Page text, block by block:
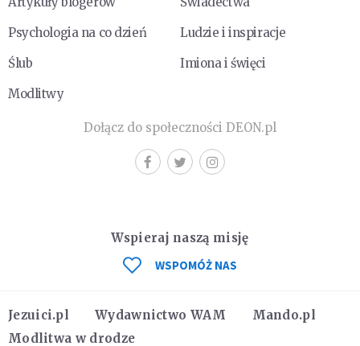
Psychologia na co dzień
Ludzie i inspiracje
Ślub
Imiona i święci
Modlitwy
Dołącz do społeczności DEON.pl
Jezuici.pl Wydawnictwo WAM
Mando.pl
Modlitwa w drodze
Wspieraj naszą misję
WSPOMÓŻ NAS